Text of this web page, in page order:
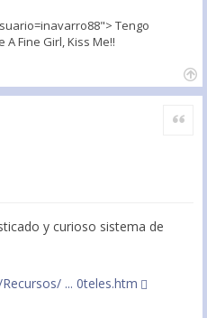
Tengo
Fine Girl, Kiss Me!!
Citar
y curioso sistema de
... 0teles.htm